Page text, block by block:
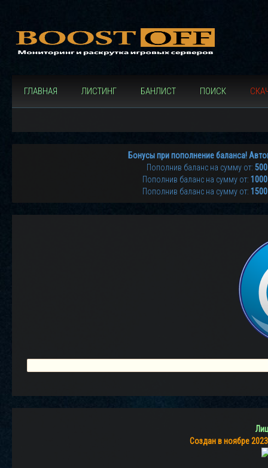
ГЛАВНАЯ ЛИСТИНГ БАНЛИСТ ПОИСК
Бонусы при пополнение баланса!
Пополнив баланс на сумму от:
Пополнив баланс на сумму от:
Пополнив баланс на сумму от:
Создан в ноябре